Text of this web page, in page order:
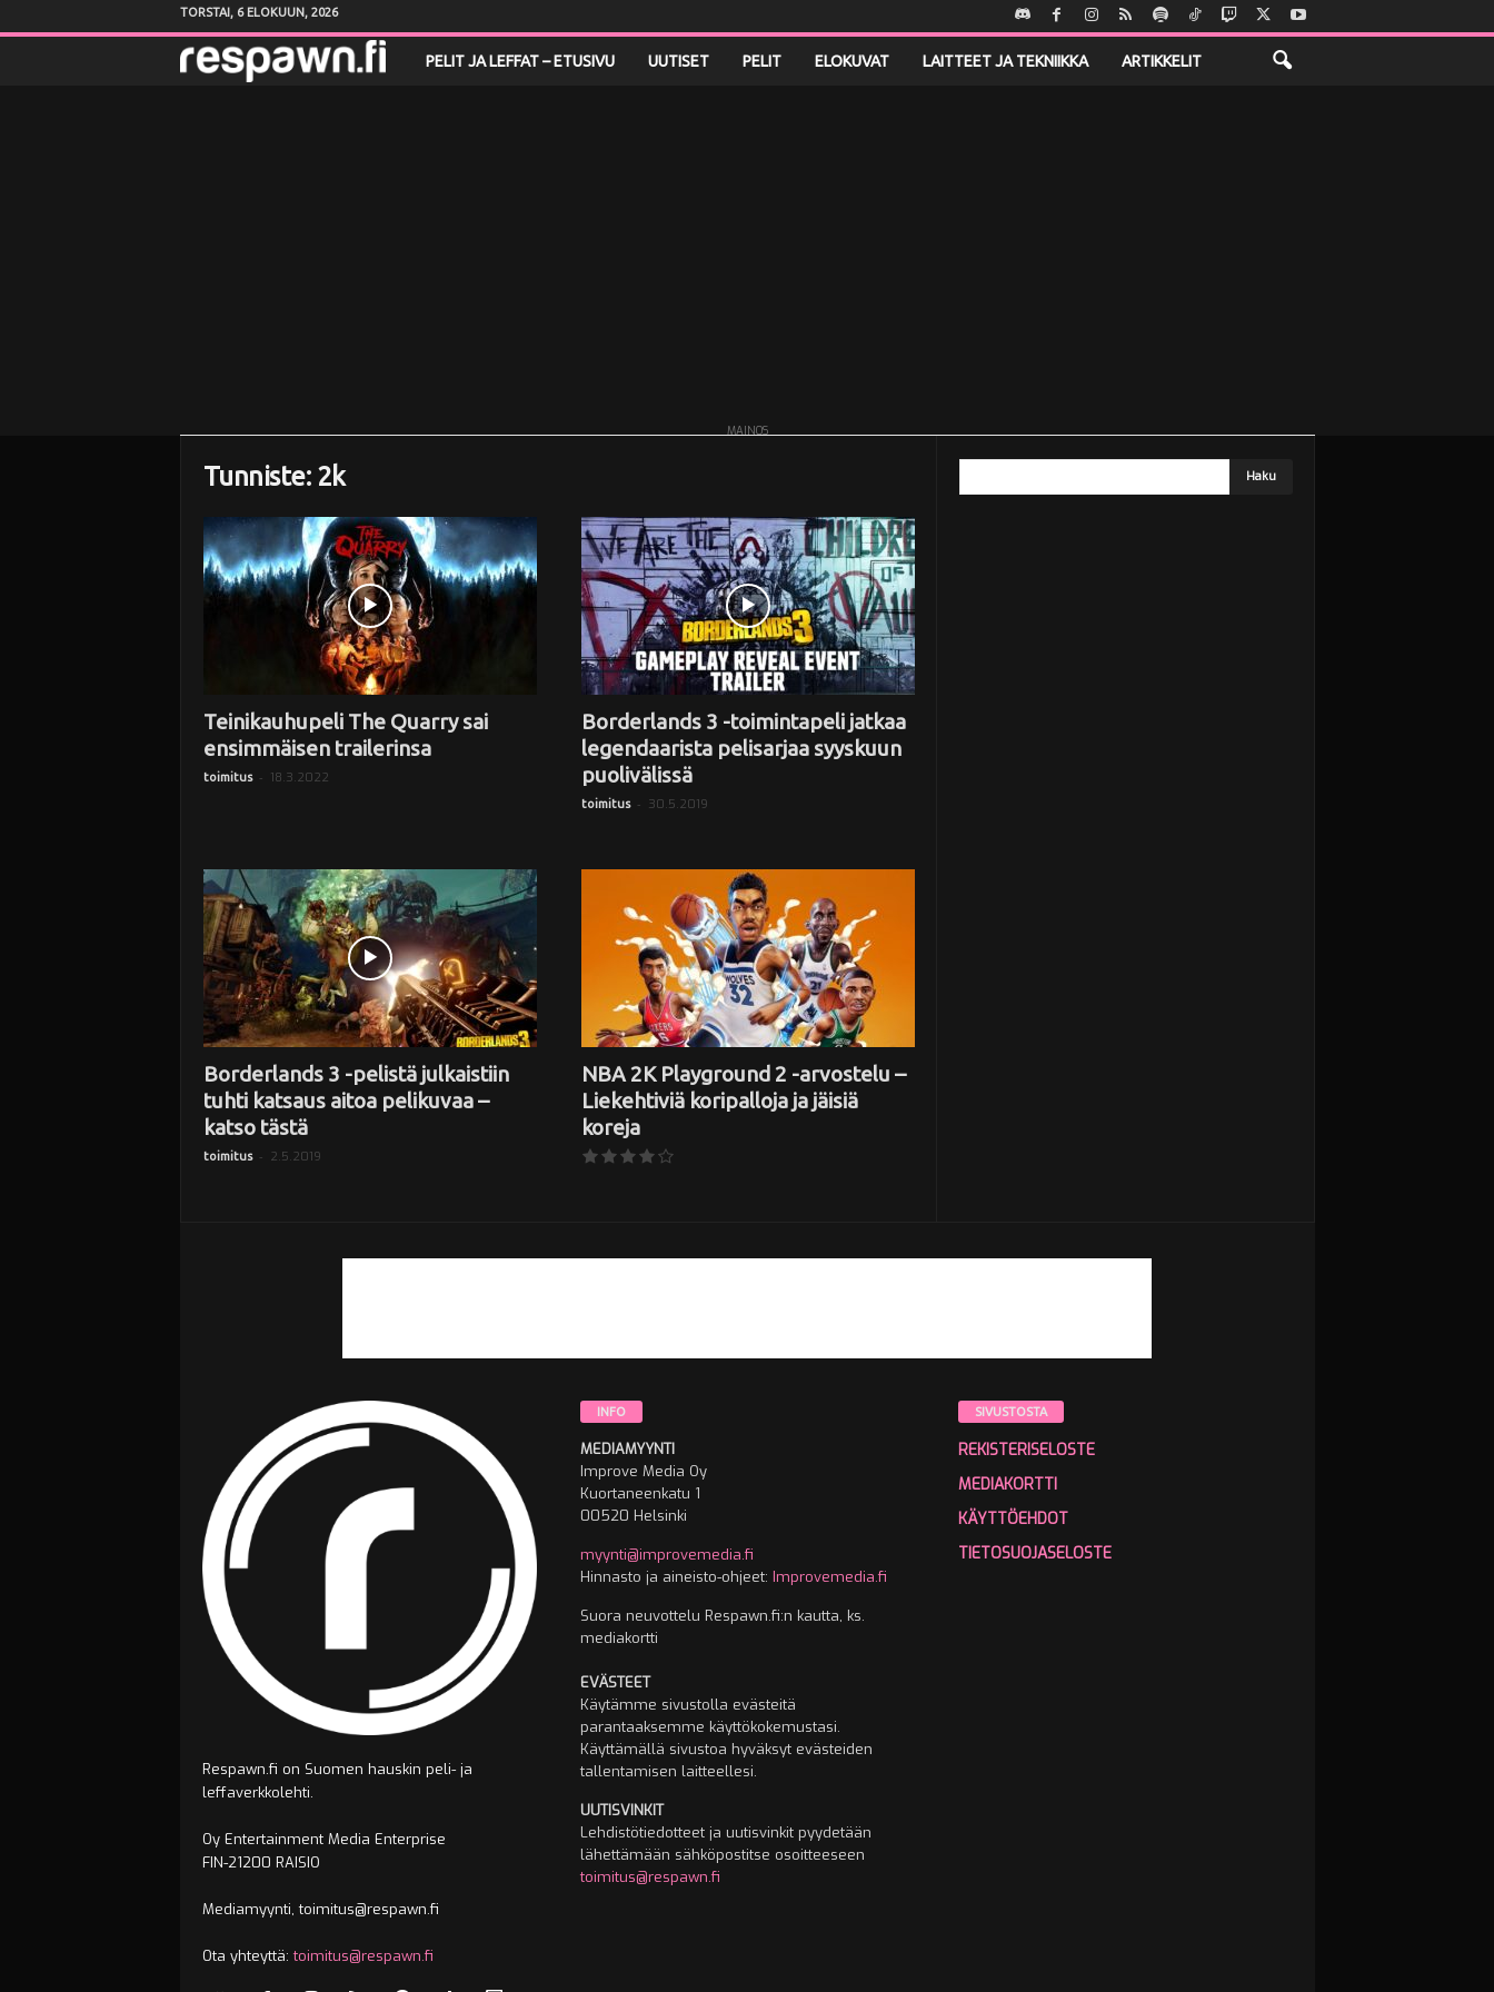
TORSTAI, 6 ELOKUUN, 2026
PELIT JA LEFFAT – ETUSIVU UUTISET PELIT ELOKUVAT LAITTEET JA TEKNIIKKA ARTIKKELIT
MAINOS
Tunniste: 2k
Teinikauhupeli The Quarry sai
ensimmäisen trailerinsa
toimitus - 18.3.2022
Borderlands 3 -toimintapeli jatkaa
legendaarista pelisarjaa syyskuun
puolivälissä
toimitus - 30.5.2019
Borderlands 3 -pelistä julkaistiin
tuhti katsaus aitoa pelikuvaa –
katso tästä
toimitus - 2.5.2019
NBA 2K Playground 2 -arvostelu –
Liekehtiviä koripalloja ja jäisiä
koreja
Respawn.fi on Suomen hauskin peli- ja
leffaverkkolehti.
Oy Entertainment Media Enterprise
FIN-21200 RAISIO
Mediamyynti, toimitus@respawn.fi
Ota yhteyttä:toimitus@respawn.fi
INFO
MEDIAMYYNTI
Improve Media Oy
Kuortaneenkatu 1
00520 Helsinki
myynti@improvemedia.fi
Hinnasto ja aineisto-ohjeet: Improvemedia.fi
Suora neuvottelu Respawn.fi:n kautta, ks.
mediakortti
EVÄSTEET
Käytämme sivustolla evästeitä
parantaaksemme käyttökokemustasi.
Käyttämällä sivustoa hyväksyt evästeiden
tallentamisen laitteellesi.
UUTISVINKIT
Lehdistötiedotteet ja uutisvinkit pyydetään
lähettämään sähköpostitse osoitteeseen
toimitus@respawn.fi
SIVUSTOSTA
REKISTERISELOSTE
MEDIAKORTTI
KÄYTTÖEHDOT
TIETOSUOJASELOSTE